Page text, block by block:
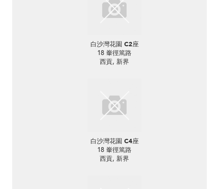
白沙灣花園 C2座
18 輋徑篤路
西貢, 新界
白沙灣花園 C4座
18 輋徑篤路
西貢, 新界